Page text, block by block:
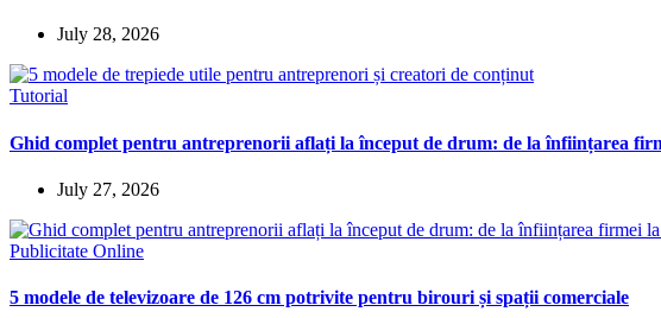
July 28, 2026
Tutorial
Ghid complet pentru antreprenorii aflați la început de drum: de la înființarea
July 27, 2026
Publicitate Online
5 modele de televizoare de 126 cm potrivite pentru birouri și spații comerciale